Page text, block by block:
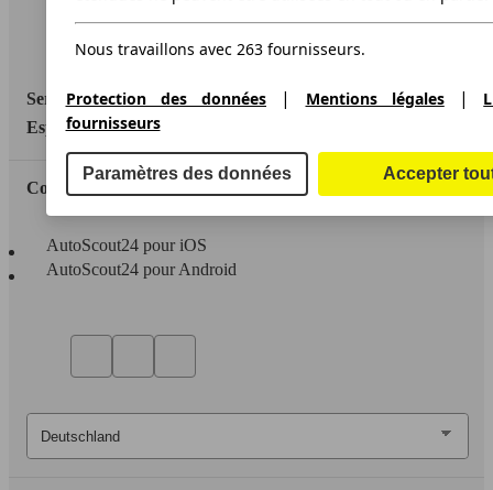
Protection des données
Accessibility Statement
Service
Espace Pro
Contact
AutoScout24 pour iOS
AutoScout24 pour Android
Nous travaillons avec 263 fournisseurs.
Protection des données | Mentions légales|
fournisseurs
Paramètres des données Accepter